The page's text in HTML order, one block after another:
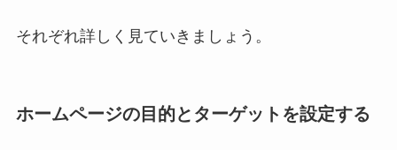
それぞれ詳しく見ていきましょう。
ホームページの目的とターゲットを設定する